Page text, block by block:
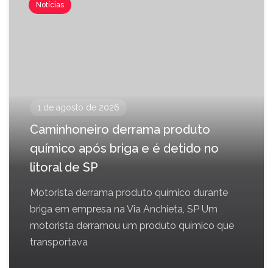
Notícias
1 de agosto de 2026
Caminhoneiro derrama produto
químico após briga e é detido no
litoral de SP
Motorista derrama produto químico durante
briga em empresa na Via Anchieta, SP Um
motorista derramou um produto químico que
transportava